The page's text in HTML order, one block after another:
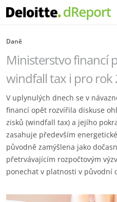
Daně
Ministerstvo financí
windfall tax i pro rok
V uplynulých dnech se v
financí opět rozvířila diskuse
zisků (windfall tax) a jejího
zasahuje především
původně zamýšlena jako
přetrvávajícím rozpočtovým
ponechat v platnosti v původní